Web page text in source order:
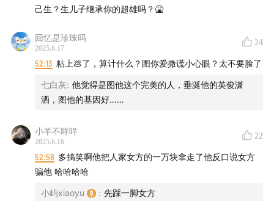
取比⑥①⑧大促更低价的优惠！
另外边缘物语听友们还有特别惊喜：
购买凉被+凉垫两件套，或双件枕头还可以享受券后再享
95折优惠。凉被凉垫同时享受领券叠加国补优惠更划算。
七西家成人枕头也能享受双件95折，这次申请到的优惠适
己生？生儿子继承你的超雄吗？🤮
回忆是珍珠吗
2025.6.17
24
52:13 粘上💩了，算计什么？图你爱撒谎小心眼？太不要脸了
七白灰: 他觉得是图他这个完美的人，垂涎他的英俊潇
洒，图他的基因好……
小羊不咩咩
2025.6.16
22
52:58 多搞笑啊他把人家女方的一万块拿走了他反口说女方
骗他 哈哈哈哈
小屿xiaoyu : 先踩一脚女方